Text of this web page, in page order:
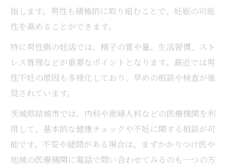
妊活で活用できる結城市の支援内容を解説
男性向け妊活支援サービスの選び方と活用
結城市で受けられる補助金情報を妊活目線
で
妊活に役立つ公的制度やサポートのポイン
相談から支援まで結城市での妊活ステップ
結城エリアで男性不妊の原因と対策を知る
男性不妊の主な原因と妊活に必要な知識
指します。男性も積極的に取り組むことで、妊娠の可能
性を高めることができます。
特に男性側の妊活では、精子の質や量、生活習慣、スト
レス管理などが重要なポイントとなります。最近では男
性不妊の原因も多様化しており、早めの相談や検査が推
奨されています。
茨城県結城市では、内科や産婦人科などの医療機関を利
用して、基本的な健康チェックや不妊に関する相談が可
能です。不安や疑問がある場合は、まずかかりつけ医や
地域の医療機関に電話で問い合わせてみるのも一つの方